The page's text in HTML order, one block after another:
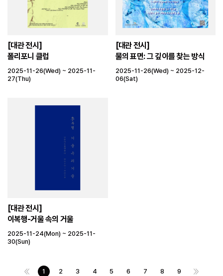
[대관 전시]
폴리포니 클럽
2025-11-26(Wed) ~ 2025-11-
27(Thu)
[대관 전시]
물의 표면: 그 깊이를 찾는 방식
2025-11-26(Wed) ~ 2025-12-
06(Sat)
[대관 전시]
이복행-거울 속의 거울
2025-11-24(Mon) ~ 2025-11-
30(Sun)
1 2 3 4 5 6 7 8 9